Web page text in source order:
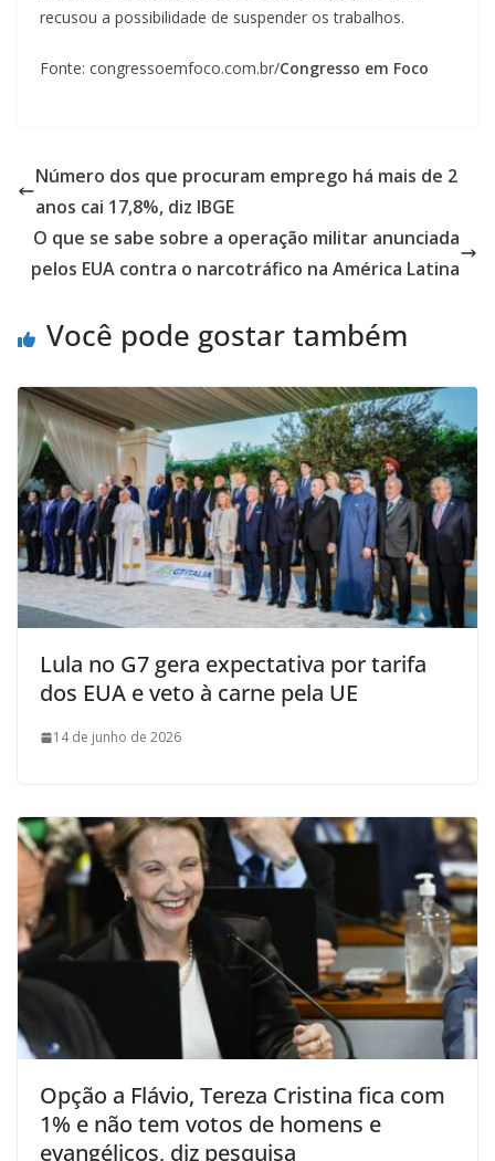
recusou a possibilidade de suspender os trabalhos.
Fonte: congressoemfoco.com.br/Congresso em Foco
Número dos que procuram emprego há mais de 2
anos cai 17,8%, diz IBGE
O que se sabe sobre a operação militar anunciada
pelos EUA contra o narcotráfico na América Latina
Você pode gostar também
Lula no G7 gera expectativa por tarifa
dos EUA e veto à carne pela UE
14 de junho de 2026
Opção a Flávio, Tereza Cristina fica com
1% e não tem votos de homens e
evangélicos, diz pesquisa